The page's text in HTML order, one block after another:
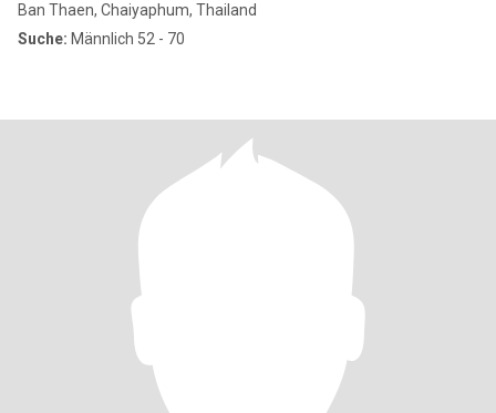
Ban Thaen, Chaiyaphum, Thailand
Suche: Männlich 52 - 70